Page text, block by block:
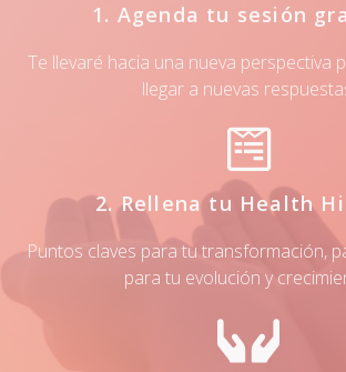
1. Agenda tu sesión
Te llevaré hacia una nueva perspectiva
llegar a nuevas
2. Rellena tu Health
Puntos claves para tu transformación,
para tu evolución y